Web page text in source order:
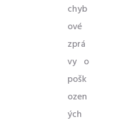
chyb
ové
zprá
vy o
pošk
ozen
ých